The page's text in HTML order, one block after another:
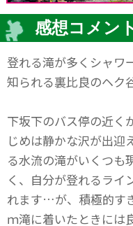
感想コメン
登れる滝が多くシャワ
知られる裏比良のヘク
下坂下のバス停の近く
じめは静かな沢が出迎
る水流の滝がいくつも
く、自分が登れるライ
れます…が、積極的す
ｍ滝に着いたときには